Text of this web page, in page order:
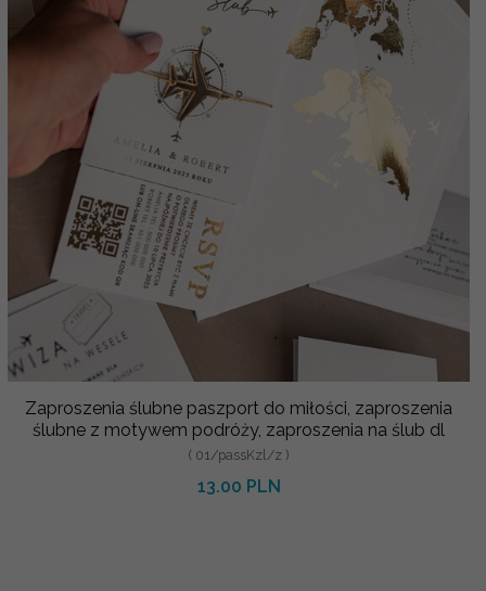
Zaproszenia ślubne paszport do miłości, zaproszenia
ślubne z motywem podróży, zaproszenia na ślub dl
( 01/passKzl/z )
13.00 PLN